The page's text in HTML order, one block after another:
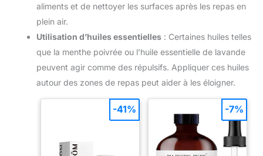
aliments et de nettoyer les surfaces après les repas en
plein air.
Utilisation d’huiles essentielles : Certaines huiles telles
que la menthe poivrée ou l’huile essentielle de lavande
peuvent agir comme des répulsifs. Appliquer ces huiles
autour des zones de repas peut aider à les éloigner.
-41% -7%